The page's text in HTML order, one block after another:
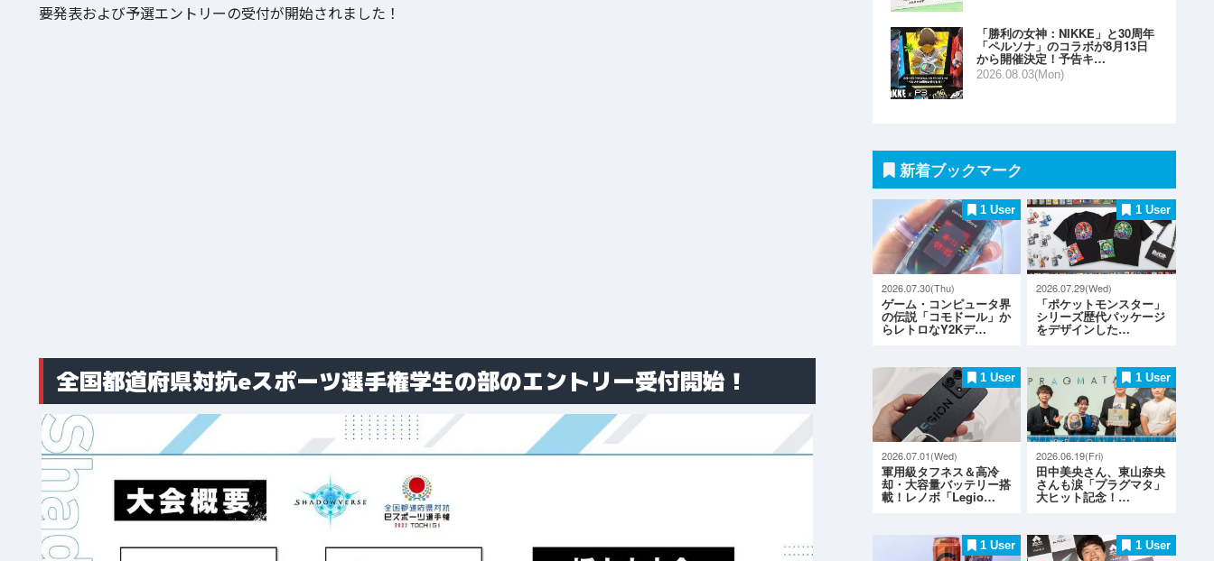
要発表および予選エントリーの受付が開始されました！
全国都道府県対抗eスポーツ選手権学生の部のエントリー受付開始！
「勝利の女神：NIKKE」と30周年
「ペルソナ」のコラボが8月13日
から開催決定！予告キ…
2026.08.03(Mon)
新着ブックマーク
1 User
2026.07.30(Thu)
ゲーム・コンピュータ界
の伝説「コモドール」か
らレトロなY2Kデ…
1 User
2026.07.29(Wed)
「ポケットモンスター」
シリーズ歴代パッケージ
をデザインした…
1 User
2026.07.01(Wed)
軍用級タフネス＆高冷
却・大容量バッテリー搭
載！レノボ「Legio…
1 User
2026.06.19(Fri)
田中美央さん、東山奈央
さんも涙「プラグマタ」
大ヒット記念！…
1 User 1 User